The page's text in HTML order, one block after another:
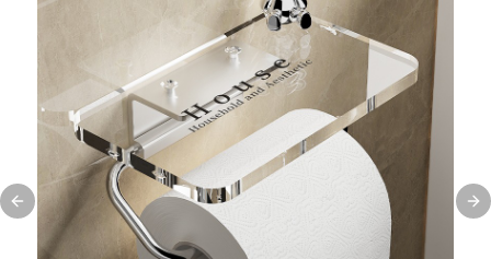
Previous slide